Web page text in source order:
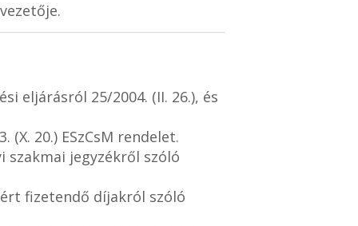
eljárásról 25/2004. (II. 26.), és
20.) ESzCsM rendelet.
szakmai jegyzékről szóló
fizetendő díjakról szóló